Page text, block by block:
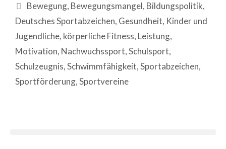
Bewegung, Bewegungsmangel, Bildungspolitik,
Deutsches Sportabzeichen, Gesundheit, Kinder und
Jugendliche, körperliche Fitness, Leistung,
Motivation, Nachwuchssport,Schulsport,
Schulzeugnis,Schwimmfähigkeit,Sportabzeichen,
Sportförderung,Sportvereine